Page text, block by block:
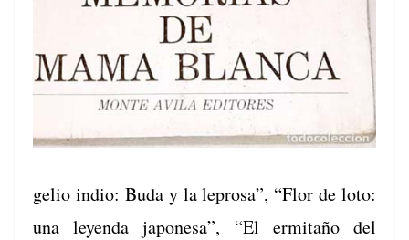
ge­lio indio: Buda y la lep­rosa”, “Flor de loto:
una leyen­da japone­sa”, “El ermi­taño del